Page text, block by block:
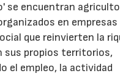
se encuentran
en empresas
que reinvierten la
sus propios territorios,
el empleo, la actividad